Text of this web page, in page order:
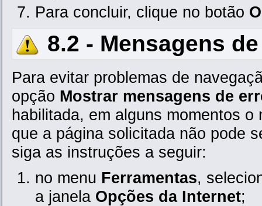
Para concluir, clique no botão
8.2 - Mensagens
Para evitar problemas de
opção Mostrar mensagens de
habilitada, em alguns momentos
que a página solicitada não pode
siga as instruções a seguir:
no menu Ferramentas,
a janela Opções da Internet;